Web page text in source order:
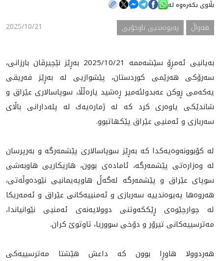
هه‌واڵ
گەلەری
بڵاوی بکەرەوە لە
2025/10/21 هه‌واڵ په‌یوه‌ندیی ناوخۆیی
به‌يانيى ئه‌مڕۆ سێشه‌ممه‌ 2025/10/21 به‌ڕێز نێچيرڤان بارزانى،
سه‌رۆكى هه‌رێمى كوردستان، پێشوازيى له‌ به‌ڕێز فه‌ريقى
يه‌كه‌مى ڕوكن عه‌بدولئه‌مير ڕه‌شيد ياره‌ڵڵا، سوپاسالارى عێراق و
شاندێكى ياوه‌رى كرد كه‌ له‌ ژماره‌يه‌ك له‌ پله‌دارانى باڵاى
سه‌ربازى و ئه‌منيى عێراق پێكهاتبوو.
له‌ كۆبوونه‌وه‌يه‌كدا كه‌ به‌ڕێز سوپاسالارى پێشمه‌رگه‌ و به‌رپرسان
له‌ وه‌زاره‌تى پێشمه‌رگه‌، ئاماده‌ى بوون، هاريكاريى هاوبه‌شى
سوپاى عێراق و پێشمه‌رگه‌ له‌گه‌ڵ هاوپه‌يمانيى نێوده‌وڵه‌تى،
هه‌روه‌ها په‌يوه‌ندييه‌ سه‌ربازى و ئه‌منييه‌كانى عێراق و ئه‌مه‌ريكا
له‌ چوارچێوه‌ى ڕێككه‌وتنى دوولايه‌نه‌ى ئه‌منيى نێوانياندا،
مه‌ترسييه‌كانى تيرۆر و دۆخى سووريا، تاوتوێ كران.
هه‌ردوولا هاوڕا بوون كه‌ داعش هێشتا مه‌ترسييه‌كى